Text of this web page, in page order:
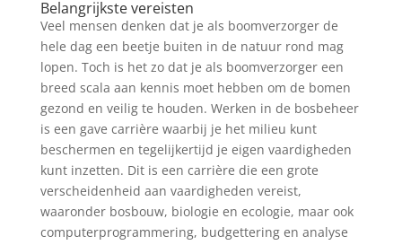
Belangrijkste vereisten
Veel mensen denken dat je als boomverzorger de
hele dag een beetje buiten in de natuur rond mag
lopen. Toch is het zo dat je als boomverzorger een
breed scala aan kennis moet hebben om de bomen
gezond en veilig te houden. Werken in de bosbeheer
is een gave carrière waarbij je het milieu kunt
beschermen en tegelijkertijd je eigen vaardigheden
kunt inzetten. Dit is een carrière die een grote
verscheidenheid aan vaardigheden vereist,
waaronder bosbouw, biologie en ecologie, maar ook
computerprogrammering, budgettering en analyse